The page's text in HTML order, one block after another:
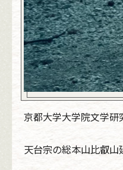
京都大学大学院文学研
天台宗の総本山比叡